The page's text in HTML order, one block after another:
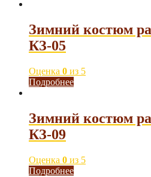
Зимний костюм
КЗ-05
Оценка 0 из 5
Подробнее
Зимний костюм
КЗ-09
Оценка 0 из 5
Подробнее